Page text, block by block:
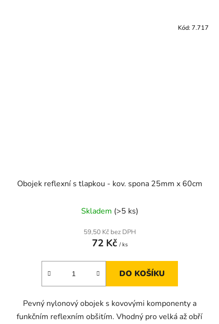
Obojek reflexní s tlapkou - kov. spona 25mm x 60cm
Skladem (>5 ks)
59,50 Kč bez DPH
72 Kč / ks
DO KOŠÍKU
Pevný nylonový obojek s kovovými komponenty a
funkčním reflexním obšitím. Vhodný pro velká až obří
Kód: 7.717